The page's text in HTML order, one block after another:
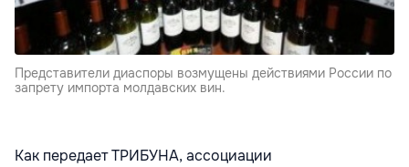
Представители диаспоры возмущены действиями России по
запрету импорта молдавских вин.
Как передает ТРИБУНА, ассоциации